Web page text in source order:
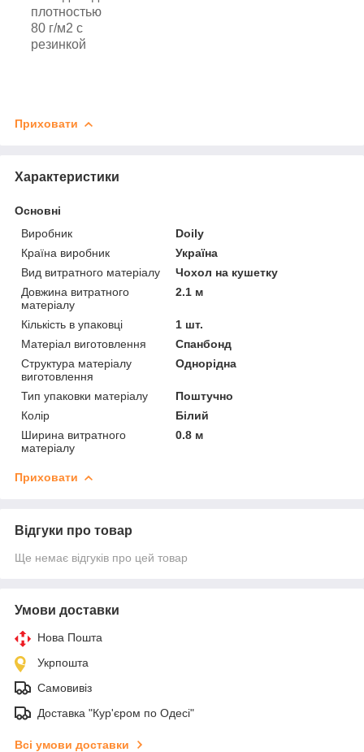
плотностью
80 г/м2 с
резинкой
Приховати
Характеристики
Основні
Виробник
Doily
Країна виробник
Україна
Вид витратного матеріалу
Чохол на кушетку
Довжина витратного
матеріалу
2.1 м
Кількість в упаковці
1 шт.
Матеріал виготовлення
Спанбонд
Структура матеріалу
виготовлення
Однорідна
Тип упаковки матеріалу
Поштучно
Колір
Білий
Ширина витратного
матеріалу
0.8 м
Приховати
Відгуки про товар
Ще немає відгуків про цей товар
Умови доставки
Нова Пошта
Укрпошта
Самовивіз
Доставка "Кур'єром по Одесі"
Всі умови доставки